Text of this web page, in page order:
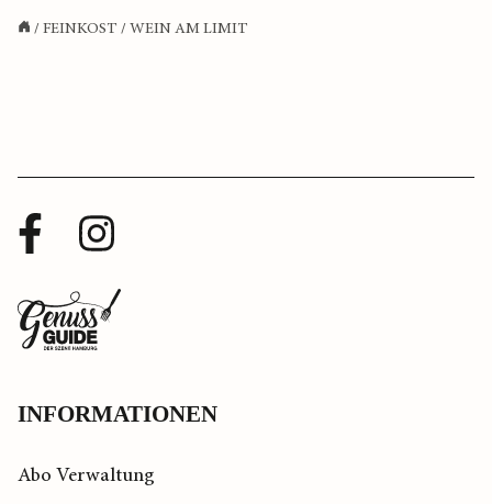
/ FEINKOST / WEIN AM LIMIT
Facebook
Profil
Instagram
Zurück
zur
INFORMATIONEN
Abo Verwaltung